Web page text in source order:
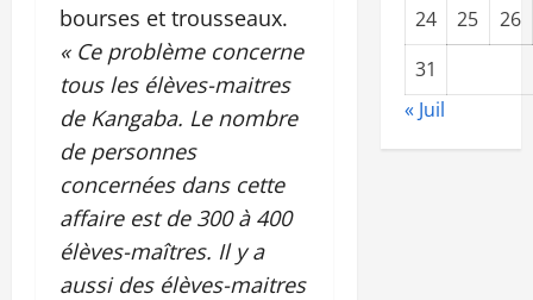
bourses et trousseaux.
« Ce problème concerne
tous les élèves-maitres
de Kangaba. Le nombre
de personnes
concernées dans cette
affaire est de 300 à 400
élèves-maîtres. Il y a
aussi des élèves-maitres
24
25
26
31
« Juil